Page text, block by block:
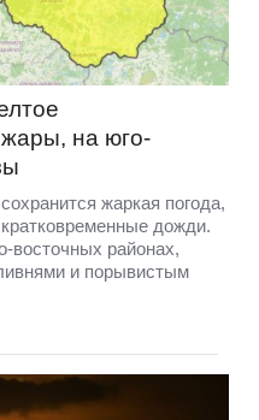
на юго-
жаркая погода,
дожди.
восточных районах,
и порывистым